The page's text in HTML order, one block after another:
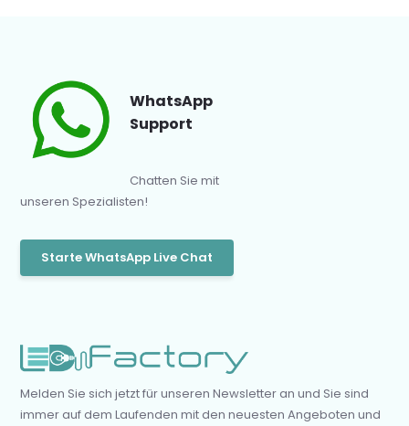
WhatsApp
Support
Chatten Sie mit
unseren Spezialisten!
Starte WhatsApp Live Chat
Melden Sie sich jetzt für unseren Newsletter an und Sie sind
immer auf dem Laufenden mit den neuesten Angeboten und